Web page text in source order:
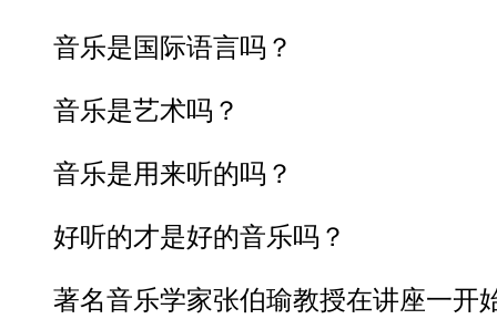
音乐是国际语言吗？
音乐是艺术吗？
音乐是用来听的吗？
好听的才是好的音乐吗？
著名音乐学家张伯瑜教授在讲座一开